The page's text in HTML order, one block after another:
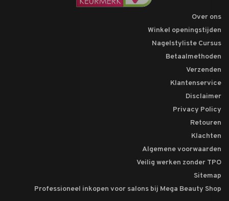
Over ons
Winkel openingstijden
Nagelstyliste Cursus
Betaalmethoden
Verzenden
Klantenservice
Disclaimer
Privacy Policy
Retouren
Klachten
Algemene voorwaarden
Veilig werken zonder TPO
Sitemap
Professioneel inkopen voor salons bij Mega Beauty Shop